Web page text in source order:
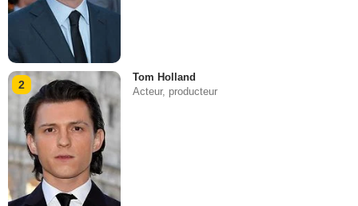
2
Tom Holland
Acteur, producteur